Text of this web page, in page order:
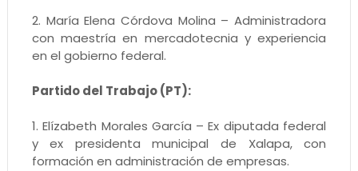
2. María Elena Córdova Molina – Administradora
con maestría en mercadotecnia y experiencia
en el gobierno federal.
Partido del Trabajo (PT):
1. Elízabeth Morales García – Ex diputada federal
y ex presidenta municipal de Xalapa, con
formación en administración de empresas.